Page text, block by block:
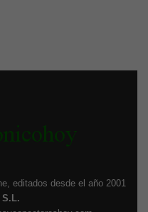
editados desde el año 2001
S.L.